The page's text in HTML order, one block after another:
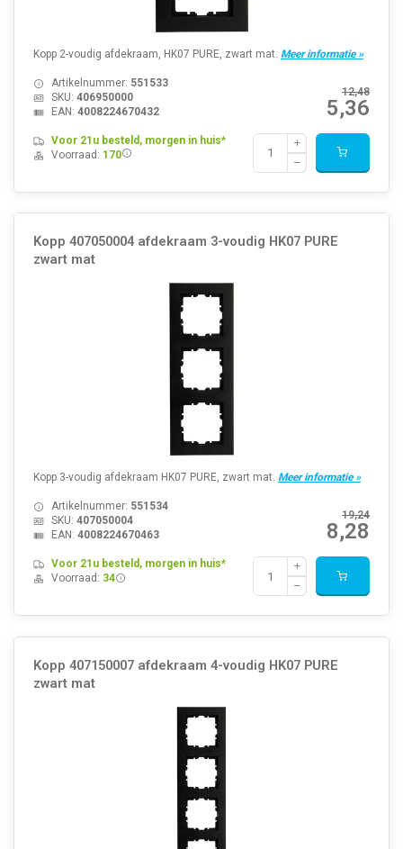
Kopp 2-voudig afdekraam, HK07 PURE, zwart mat. Meer informatie »
12,48
5,36
Artikelnummer: 551533
SKU: 406950000
EAN: 4008224670432
Voor 21u besteld, morgen in huis*
Voorraad: 170
Kopp 407050004 afdekraam 3-voudig HK07 PURE
zwart mat
Kopp 3-voudig afdekraam HK07 PURE, zwart mat. Meer informatie »
19,24
8,28
Artikelnummer: 551534
SKU: 407050004
EAN: 4008224670463
Voor 21u besteld, morgen in huis*
Voorraad: 34
Kopp 407150007 afdekraam 4-voudig HK07 PURE
zwart mat